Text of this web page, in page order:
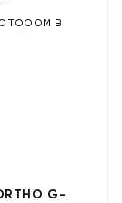
G-